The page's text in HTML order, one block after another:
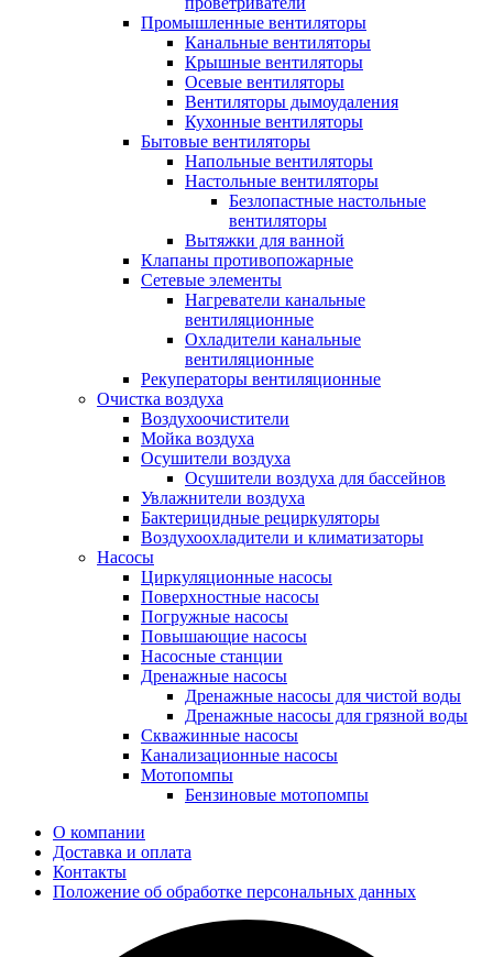
Промышленные вентиляторы
Канальные вентиляторы
Крышные вентиляторы
Осевые вентиляторы
Вентиляторы дымоудаления
Кухонные вентиляторы
Бытовые вентиляторы
Напольные вентиляторы
Настольные вентиляторы
Безлопастные настольные
вентиляторы
Вытяжки для ванной
Клапаны противопожарные
Сетевые элементы
Нагреватели канальные
вентиляционные
Охладители канальные
вентиляционные
Рекуператоры вентиляционные
Очистка воздуха
Воздухоочистители
Мойка воздуха
Осушители воздуха
Осушители воздуха для бассейнов
Увлажнители воздуха
Бактерицидные рециркуляторы
Воздухоохладители и климатизаторы
Насосы
Циркуляционные насосы
Поверхностные насосы
Погружные насосы
Повышающие насосы
Насосные станции
Дренажные насосы
Дренажные насосы для чистой воды
Дренажные насосы для грязной воды
Скважинные насосы
Канализационные насосы
Мотопомпы
Бензиновые мотопомпы
О компании
Доставка и оплата
Контакты
Положение об обработке персональных данных